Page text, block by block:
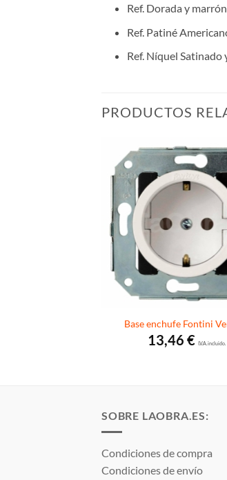
Ref. Dorada y
Ref. Patiné
Ref. Níquel
PRODUCTOS
Base enchufe Fontini
13,46 €I.V.A. incluido.
SOBRE LAOBRA.ES:
Condiciones de compra
Condiciones de envío